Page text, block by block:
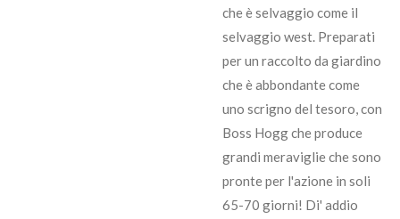
che è selvaggio come il
selvaggio west. Preparati
per un raccolto da giardino
che è abbondante come
uno scrigno del tesoro, con
Boss Hogg che produce
grandi meraviglie che sono
pronte per l'azione in soli
65-70 giorni! Di' addio